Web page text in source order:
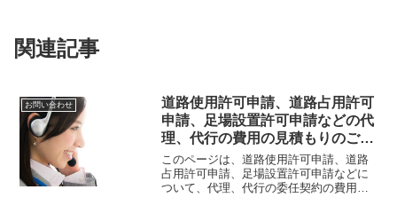
関連記事
お問い合わせ
道路使用許可申請、道路占用許可
申請、足場設置許可申請などの代
理、代行の費用の見積もりのご請
求ページ
このページは、道路使用許可申請、道路
占用許可申請、足場設置許可申請などに
ついて、代理、代行の委任契約の費用の